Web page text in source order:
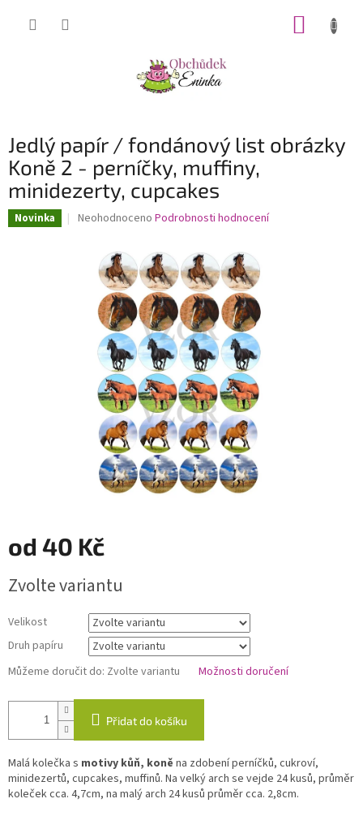
Jedlý papír / fondánový list obrázky
Koně 2 - perníčky, muffiny,
minidezerty, cupcakes
Novinka
Průměrné
produktu
hvězdiček.
Neohodnoceno Podrobnosti hodnocení
od 40 Kč
cena:
Zvolte variantu
Velikost
Druh papíru
Můžeme doručit do: Zvolte variantu Možnosti doručení
Přidat do košíku
Malá kolečka s motivy kůň, koně na zdobení perníčků, cukroví,
minidezertů, cupcakes, muffinů. Na velký arch se vejde 24 kusů, průměr
koleček cca. 4,7cm, na malý arch 24 kusů průměr cca. 2,8cm.